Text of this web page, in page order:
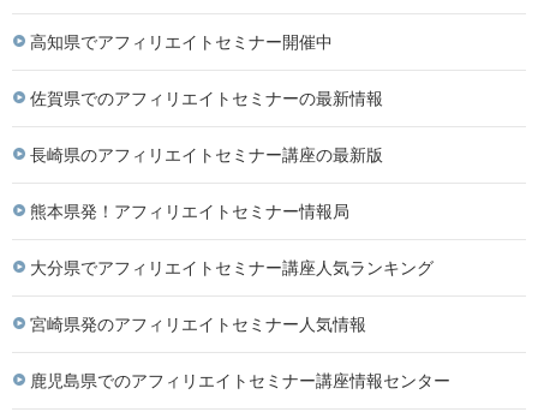
高知県でアフィリエイトセミナー開催中
佐賀県でのアフィリエイトセミナーの最新情報
長崎県のアフィリエイトセミナー講座の最新版
熊本県発！アフィリエイトセミナー情報局
大分県でアフィリエイトセミナー講座人気ランキング
宮崎県発のアフィリエイトセミナー人気情報
鹿児島県でのアフィリエイトセミナー講座情報センター